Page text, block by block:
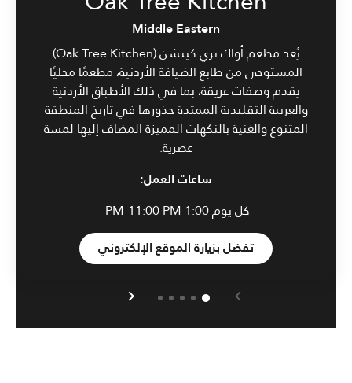
Middle Eastern
يُعد مطعم أواك تري كيتشن (Oak Tree Kitchen)
المستوحى من طابع الضيافة الأردنية، مطعمًا محليًا
يقدم وصفات عريقة، بما في ذلك الأطباق الأردنية
والعربية التقليدية الممتدة جذورها في تاريخ المنطقة
المتنوع والغنية بالنكهات المميزة المضاف إليها لمسة
عصرية.
ساعات العمل:
كل يوم1:00 PM-11:00 PM
تفضل بزيارة الموقع الإلكتروني